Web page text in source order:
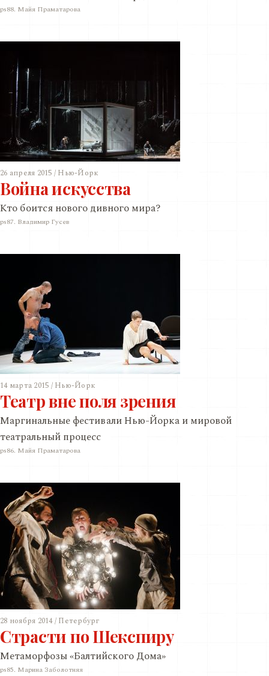
ps88. Майя Праматарова
26 апреля 2015 / Нью-Йорк
Война искусства
Кто боится нового дивного мира?
ps87. Владимир Гусев
14 марта 2015 / Нью-Йорк
Театр вне поля зрения
Маргинальные фестивали Нью-Йорка и мировой
театральный процесс
ps86. Майя Праматарова
28 ноября 2014 / Петербург
Страсти по Шекспиру
Метаморфозы «Балтийского Дома»
ps85. Марина Заболотняя